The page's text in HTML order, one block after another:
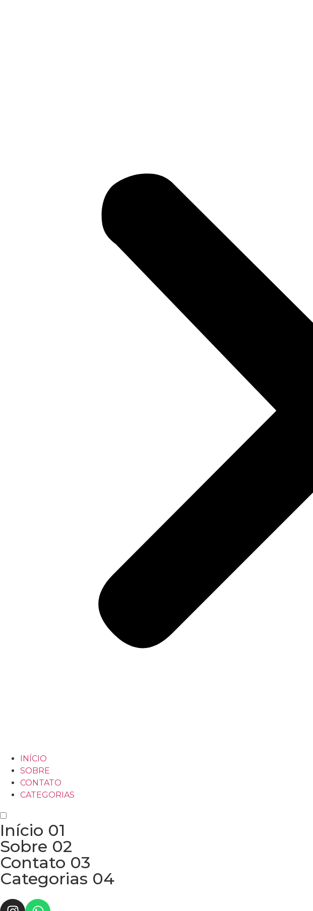
INÍCIO
SOBRE
CONTATO
CATEGORIAS
Início 01
Sobre 02
Contato 03
Categorias 04